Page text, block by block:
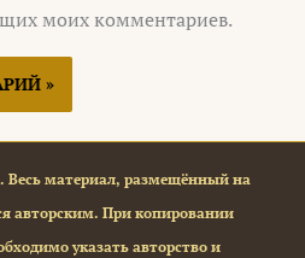
моих комментариев.
Весь материал, размещённый на
авторским. При копировании
указать авторство и